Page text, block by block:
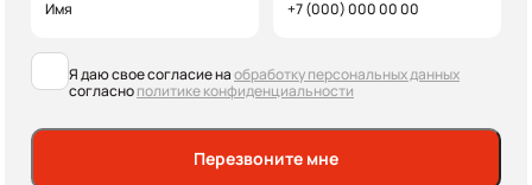
Я даю свое согласие наобработку персональных данных
согласнополитике конфиденциальности
Перезвоните мне